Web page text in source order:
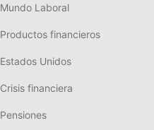
Mundo Laboral
Productos financieros
Estados Unidos
Crisis financiera
Pensiones